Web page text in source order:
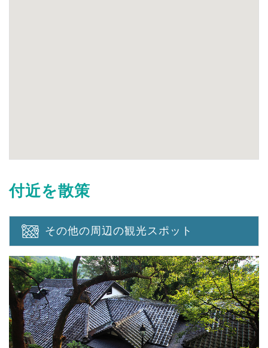
付近を散策
その他の周辺の観光スポット